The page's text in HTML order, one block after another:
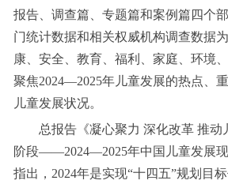
报告、调查篇、专题篇和案例篇四个
门统计数据和相关权威机构调查数据
康、安全、教育、福利、家庭、环境
聚焦2024—2025年儿童发展的热点、
儿童发展状况。
总报告《凝心聚力 深化改革 推动
阶段——2024—2025年中国儿童发展现
指出，2024年是实现“十四五”规划目